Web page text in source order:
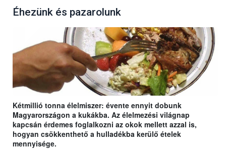
Éhezünk és pazarolunk
Kétmillió tonna élelmiszer: évente ennyit dobunk
Magyarországon a kukákba. Az élelmezési világnap
kapcsán érdemes foglalkozni az okok mellett azzal is,
hogyan csökkenthető a hulladékba kerülő ételek
mennyisége.